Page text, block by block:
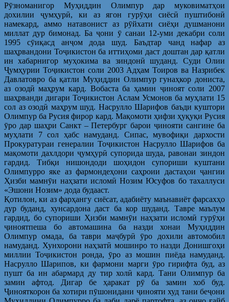
Рӯзноманигор Муҳиддин Олимпур дар муковиматҳои
дохилии ҷумҳурӣ, ки аз ягон гурӯҳи сиёсӣ пуштибонӣ
намекард, аммо натавонист аз рӯйхати сиёҳи душманони
миллат дур бимонад. Ба ҷони ӯ санаи 12-уми декабри соли
1995 сӯиқасд анҷом дода шуд. Баъдтар чанд нафар аз
шаҳрвандони Тоҷикистон ба иттиҳоми даст доштан дар қатли
ин хабарнигор муҳокима ва зиндонӣ шуданд. Суди Олии
Ҷумҳурии Тоҷикистон соли 2003 Адҳам Тоиров ва Назрибек
Давлатовро ба қатли Муҳиддин Олимпур гунаҳкор дониста,
аз озодӣ маҳрум кард. Вобаста ба ҳамин ҷиноят соли 2007
шаҳрванди дигари Тоҷикистон Аслам Усмонов ба муҳлати 15
сол аз озодӣ маҳрум шуд. Насрулло Шарифов баъди куштори
Олимпур ба Русия фирор кард. Мақомоти ҳифзи ҳуқуқи Русия
ӯро дар шаҳри Санкт – Петербург барои ҷинояти сангине ба
муҳлати 7 сол ҳабс намуданд. Сипас, мувофиқи дархости
Прокуратураи генералии Тоҷикистон Насрулло Шарифов ба
мақомоти дахлдори ҷумҳурӣ супорида шуда, равонаи зиндон
гардид. Тибқи нишондоди шоҳидон супориши куштани
Олимпурро яке аз фармондеҳони саҳроии дастаҳои ҷангии
Ҳизби мамнӯи наҳзати исломӣ Нозим Юсуфов бо тахаллуси
«Эшони Нозим» дода будааст.
Қотилон, ки аз фарҳангу сиёсат, адабиёту маънавиёт фарсахҳо
дур буданд, хунсардона даст ба кор шуданд. Тавре маълум
гардид, бо супориши Ҳизби мамнӯи наҳзати исломӣ гурӯҳи
ҷиноятпеша бо автомашина ба назди хонаи Муҳиддин
Олимпур омада, ба таври маҷбурӣ ӯро дохили автомобил
намуданд. Хунхорони наҳзатӣ мошинро то назди Донишгоҳи
миллии Тоҷикистон ронда, ӯро аз мошин пиёда намуданд.
Насрулло Шарипов, ки фармони марги ӯро гирифта буд, аз
пушт ба ин абармард ду тир холӣ кард. Тани Олимпур ба
замин афтод. Дигар бе ҳаракат рӯ ба замин хоб буд.
Ҷинояткорон ба хотири пӯшонидани ҷинояти худ тани беҷони